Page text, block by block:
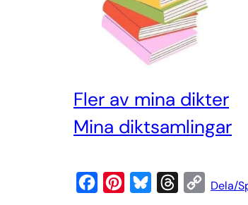
Fler av mina dikter
Mina diktsamlingar
CDela/